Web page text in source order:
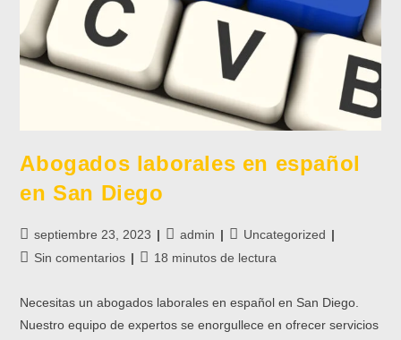
Abogados laborales en español
en San Diego
septiembre 23, 2023 admin
Uncategorized
Sin comentarios
18 minutos de lectura
Necesitas un abogados laborales en español en San Diego.
Nuestro equipo de expertos se enorgullece en ofrecer servicios